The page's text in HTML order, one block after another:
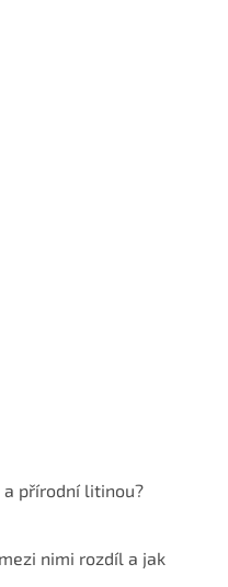
a přírodní litinou?
nimi rozdíl a jak